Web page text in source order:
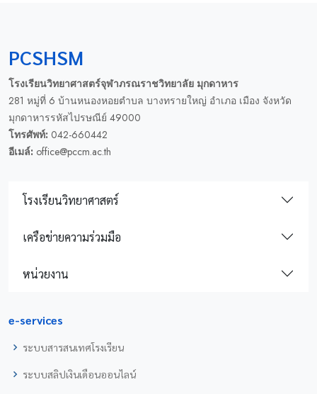
PCSHSM
โรงเรียนวิทยาศาสตร์จุฬาภรณราชวิทยาลัย มุกดาหาร
281 หมู่ที่ 6 บ้านหนองหอยตำบล บางทรายใหญ่ อำเภอ เมือง จังหวัด
มุกดาหารรหัสไปรษณีย์ 49000
โทรศัพท์: 042-660442
อีเมล์: office@pccm.ac.th
โรงเรียนวิทยาศาสตร์
เครือข่ายความร่วมมือ
หน่วยงาน
e-services
ระบบสารสนเทศโรงเรียน
ระบบสลิปเงินเดือนออนไลน์